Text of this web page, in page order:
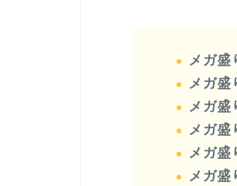
メガ盛
メガ盛
メガ盛
メガ盛
メガ盛
メガ盛